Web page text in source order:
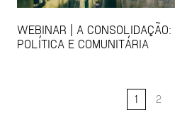
WEBINAR | A CONSOLIDAÇÃO:
POLÍTICA E COMUNITÁRIA
1 2